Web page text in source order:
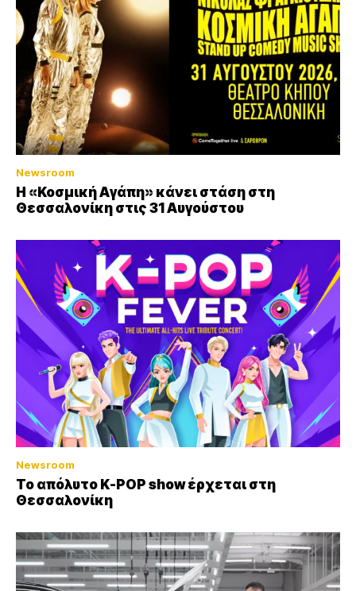
Newsroom
Η «Κοσμική Αγάπη» κάνει στάση στη
Θεσσαλονίκη στις 31 Αυγούστου
Newsroom
Το απόλυτο K-POP show έρχεται στη
Θεσσαλονίκη